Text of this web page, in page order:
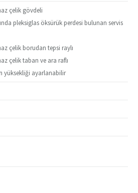
çelik gövdeli
pleksiglas öksürük perdesi bulunan servis
çelik borudan tepsi raylı
çelik taban ve ara raflı
yüksekliği ayarlanabilir